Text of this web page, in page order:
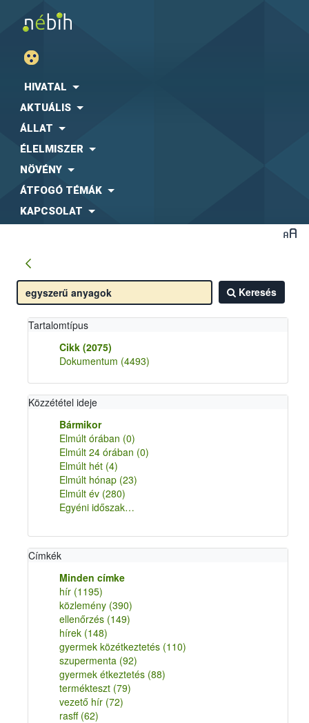
HIVATAL
AKTUÁLIS
ÁLLAT
ÉLELMISZER
NÖVÉNY
ÁTFOGÓ TÉMÁK
KAPCSOLAT
Keresés
Tartalomtípus
Cikk (2075)
Dokumentum (4493)
Közzététel ideje
Bármikor
Elmúlt órában (0)
Elmúlt 24 órában (0)
Elmúlt hét (4)
Elmúlt hónap (23)
Elmúlt év (280)
Egyéni időszak…
Címkék
Minden címke
hír (1195)
közlemény (390)
ellenőrzés (149)
hírek (148)
gyermek közétkeztetés (110)
szupermenta (92)
gyermek étkeztetés (88)
termékteszt (79)
vezető hír (72)
rasff (62)